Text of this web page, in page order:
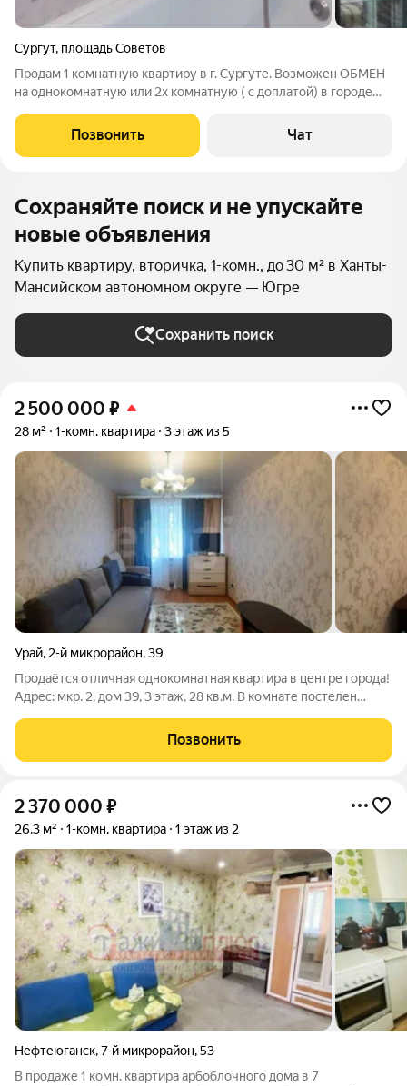
Сургут, площадь Советов
Продам 1 комнатную квартиру в г. Сургуте. Возможен ОБМЕН
на однокомнатную или 2х комнатную ( с доплатой) в городе
предложения.Позвонить Чат
Сохраняйте поиск и не упускайте
новые объявления
Купить квартиру, вторичка, 1-комн., до 30 м² в Ханты-
Мансийском автономном округе — Югре
Сохранить поиск
2 500 000 ₽
28 м² 1-комн. квартира 3 этаж из 5
Урай, 2-й микрорайон,39
Продаётся отличная однокомнатная квартира в центре города!
Адрес: мкр. 2, дом 39, 3 этаж, 28 кв.м. В комнате постелен
Совмещённый
Позвонить
2 370 000 ₽
26,3 м² 1-комн. квартира 1 этаж из 2
Нефтеюганск,7-й микрорайон,53
В продаже 1 комн. квартира арбоблочного дома в 7